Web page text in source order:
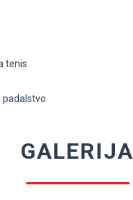
tenis
padalstvo
GALERIJA